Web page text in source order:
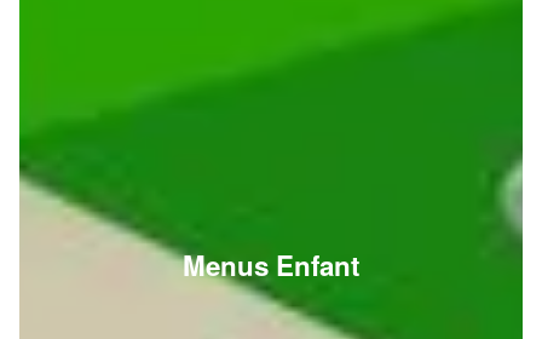
Menus Enfant